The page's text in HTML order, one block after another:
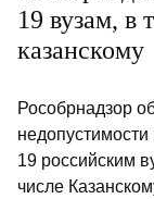
19 вузам, в
казанскому
Рособрнадзор
19 российским
числе